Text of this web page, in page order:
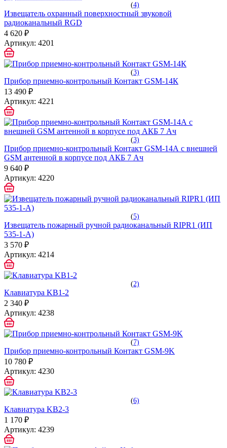
(4)
Извещатель охранный поверхностный звуковой
радиоканальный RGD
4 620 ₽
Артикул: 4201
(3)
Прибор приемно-контрольный Контакт GSM-14К
13 490 ₽
Артикул: 4221
(3)
Прибор приемно-контрольный Контакт GSM-14А с внешней
GSM антенной в корпусе под АКБ 7 Ач
9 640 ₽
Артикул: 4220
(5)
Извещатель пожарный ручной радиоканальный RIPR1 (ИП
535-1-А)
3 570 ₽
Артикул: 4214
(2)
Клавиатура KB1-2
2 340 ₽
Артикул: 4238
(7)
Прибор приемно-контрольный Контакт GSM-9K
10 780 ₽
Артикул: 4230
(6)
Клавиатура KB2-3
1 170 ₽
Артикул: 4239